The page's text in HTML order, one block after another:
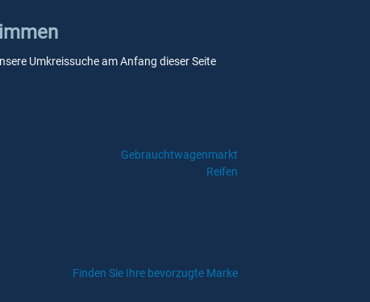
Umkreissuche am Anfang dieser Seite
Gebrauchtwagenmarkt
Reifen
Finden Sie Ihre bevorzugte Marke